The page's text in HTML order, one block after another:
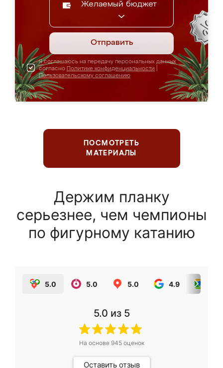
Желаемый бюджет
Отправить
Я соглашаюсь на передачу персональных данных
согласно Политике конфиденциальности
Пользовательскому соглашению
ПОСМОТРЕТЬ
МАТЕРИАЛЫ
Держим планку
серьезнее, чем чемпионы
по фигурному катанию
5.0 5.0 5.0 4.9
5.0 из 5
На основе 945оценок
Оставить отзыв